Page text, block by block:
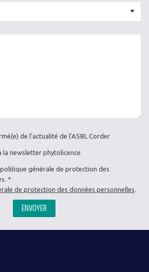
de l’actualité de l'ASBL Corder
la newsletter phytolicence
politique générale de protection des
de protection des données personnelles.
ENVOYER